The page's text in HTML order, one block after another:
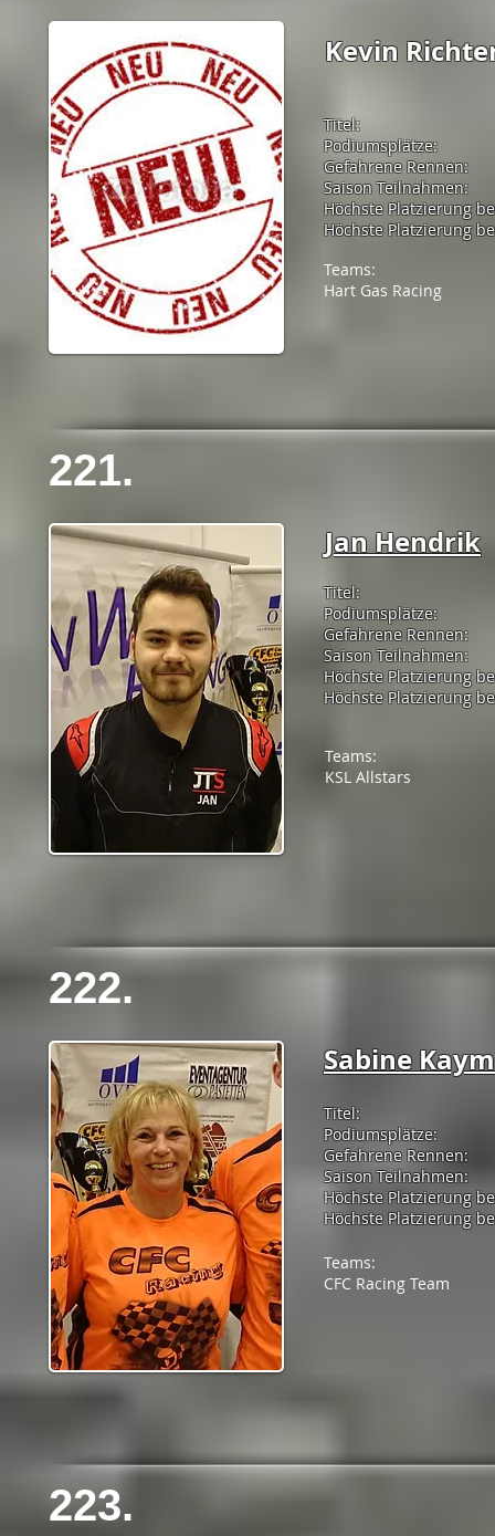
Kevin
Titel:
Podiumsplätze:
Gefahrene Rennen:
Saison Teilnahmen:
Höchste Platzierung
Höchste Platzierung
Teams:
Hart Gas Racing
221.
Jan Hendrik
Titel:
Podiumsplätze:
Gefahrene Rennen:
Saison Teilnahmen:
Höchste Platzierung
Höchste Platzierung
Teams:
KSL Allstars
222.
Sabine
Titel:
Podiumsplätze:
Gefahrene Rennen:
Saison Teilnahmen:
Höchste Platzierung
Höchste Platzierung
Teams:
CFC Racing Team
223.